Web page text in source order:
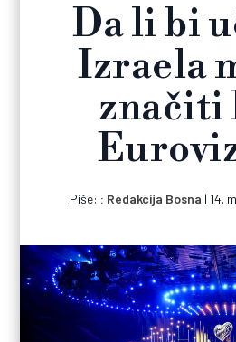
Da li bi
Izraela
značiti
Piše: Redakcija Bosna | 14.